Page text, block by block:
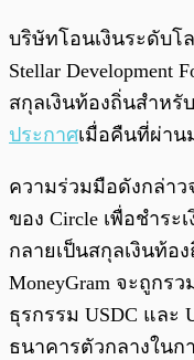
พร้อมเล่น
บริษัทโอนเงินระดับโ
Stellar Development
สกุลเงินท้องถิ่นสำหรั
ประกาศเมื่อคืนที่ผ่าน
ความร่วมมือดังกล่าว
ของ Circle เพื่อชำร
กลายเป็นสกุลเงินท้อ
MoneyGram จะถูกร
ธุรกรรม USDC และ
ธนาคารตัวกลางในก